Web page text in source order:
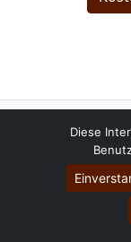
Umzugsfirma
Papingastraße 9
Diese